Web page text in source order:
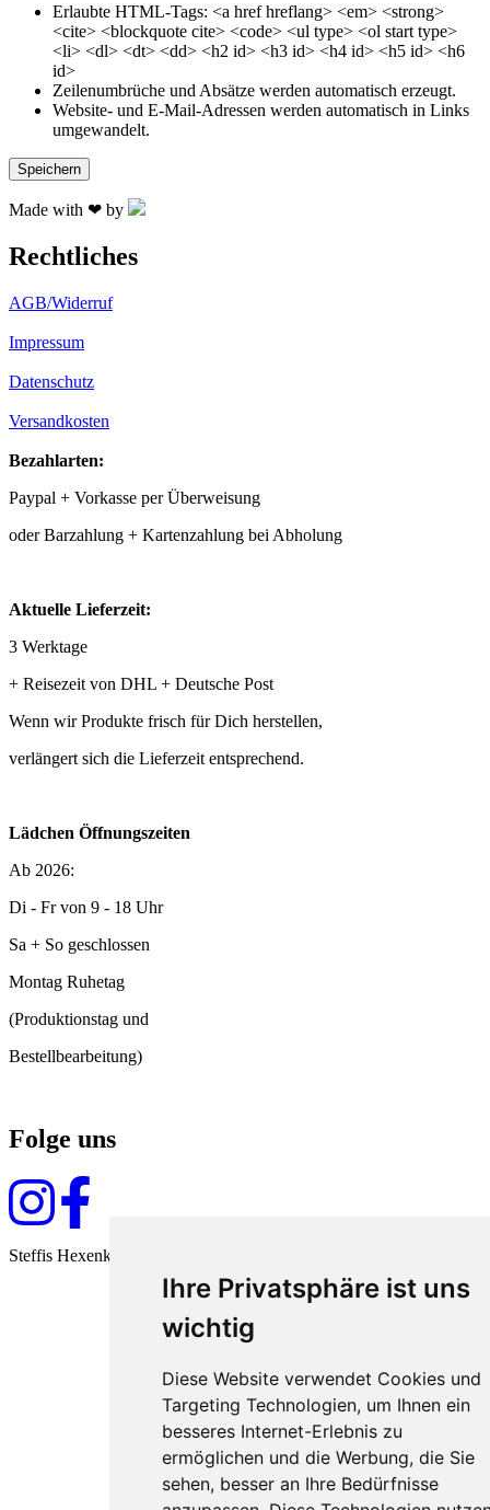
Ihre Privatsphäre ist uns
wichtig
Diese Website verwendet Cookies und
Targeting Technologien, um Ihnen ein
besseres Internet-Erlebnis zu
ermöglichen und die Werbung, die Sie
sehen, besser an Ihre Bedürfnisse
Erlaubte HTML-Tags: <a href hreflang> <em> <strong>
<cite> <blockquote cite> <code> <ul type> <ol start type>
<li> <dl> <dt> <dd> <h2 id> <h3 id> <h4 id> <h5 id> <h6
id>
Zeilenumbrüche und Absätze werden automatisch erzeugt.
Website- und E-Mail-Adressen werden automatisch in Links
umgewandelt.
Made with ❤ by
Rechtliches
AGB/Widerruf
Impressum
Datenschutz
Versandkosten
Bezahlarten:
Paypal + Vorkasse per Überweisung
oder Barzahlung + Kartenzahlung bei Abholung
Aktuelle Lieferzeit:
3 Werktage
+ Reisezeit von DHL + Deutsche Post
Wenn wir Produkte frisch für Dich herstellen,
verlängert sich die Lieferzeit entsprechend.
Lädchen Öffnungszeiten
Ab 2026:
Di - Fr von 9 - 18 Uhr
Sa + So geschlossen
Montag Ruhetag
(Produktionstag und
Bestellbearbeitung)
Folge uns
Steffis Hexenküche seit 2009